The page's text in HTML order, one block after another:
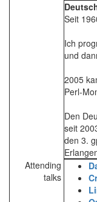
Seit
Ich
und
2005
Perl-
Den
seit
den 3.
Attending
talks